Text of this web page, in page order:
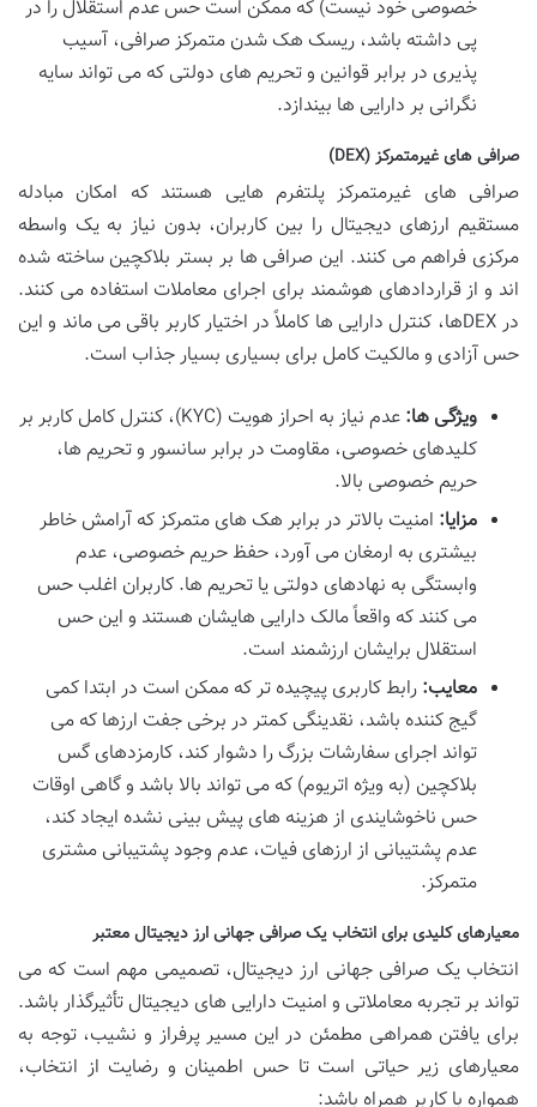
خصوصی خود نیست) که ممکن است حس عدم استقلال را در
پی داشته باشد، ریسک هک شدن متمرکز صرافی، آسیب
پذیری در برابر قوانین و تحریم های دولتی که می تواند سایه
نگرانی بر دارایی ها بیندازد.
صرافی های غیرمتمرکز (DEX)
صرافی های غیرمتمرکز پلتفرم هایی هستند که امکان مبادله
مستقیم ارزهای دیجیتال را بین کاربران، بدون نیاز به یک واسطه
مرکزی فراهم می کنند. این صرافی ها بر بستر بلاکچین ساخته شده
اند و از قراردادهای هوشمند برای اجرای معاملات استفاده می کنند.
در DEXها، کنترل دارایی ها کاملاً در اختیار کاربر باقی می ماند و این
حس آزادی و مالکیت کامل برای بسیاری بسیار جذاب است.
ویژگی ها:
عدم نیاز به احراز هویت (KYC)، کنترل کامل کاربر بر
کلیدهای خصوصی، مقاومت در برابر سانسور و تحریم ها،
حریم خصوصی بالا.
مزایا: امنیت بالاتر در برابر هک های متمرکز که آرامش خاطر
بیشتری به ارمغان می آورد، حفظ حریم خصوصی، عدم
وابستگی به نهادهای دولتی یا تحریم ها. کاربران اغلب حس
می کنند که واقعاً مالک دارایی هایشان هستند و این حس
استقلال برایشان ارزشمند است.
معایب: رابط کاربری پیچیده تر که ممکن است در ابتدا کمی
گیج کننده باشد، نقدینگی کمتر در برخی جفت ارزها که می
تواند اجرای سفارشات بزرگ را دشوار کند، کارمزدهای گس
بلاکچین (به ویژه اتریوم) که می تواند بالا باشد و گاهی اوقات
حس ناخوشایندی از هزینه های پیش بینی نشده ایجاد کند،
عدم پشتیبانی از ارزهای فیات، عدم وجود پشتیبانی مشتری
متمرکز.
معیارهای کلیدی برای انتخاب یک صرافی جهانی ارز دیجیتال معتبر
انتخاب یک صرافی جهانی ارز دیجیتال، تصمیمی مهم است که می
تواند بر تجربه معاملاتی و امنیت دارایی های دیجیتال تأثیرگذار باشد.
برای یافتن همراهی مطمئن در این مسیر پرفراز و نشیب، توجه به
معیارهای زیر حیاتی است تا حس اطمینان و رضایت از انتخاب،
همواره با کاربر همراه باشد: